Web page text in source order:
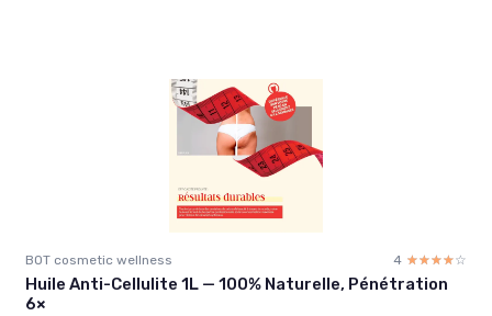
BOT cosmetic wellness 4 ☆☆☆☆☆
★★★★★
Huile Anti-Cellulite 1L — 100% Naturelle, Pénétration
6×